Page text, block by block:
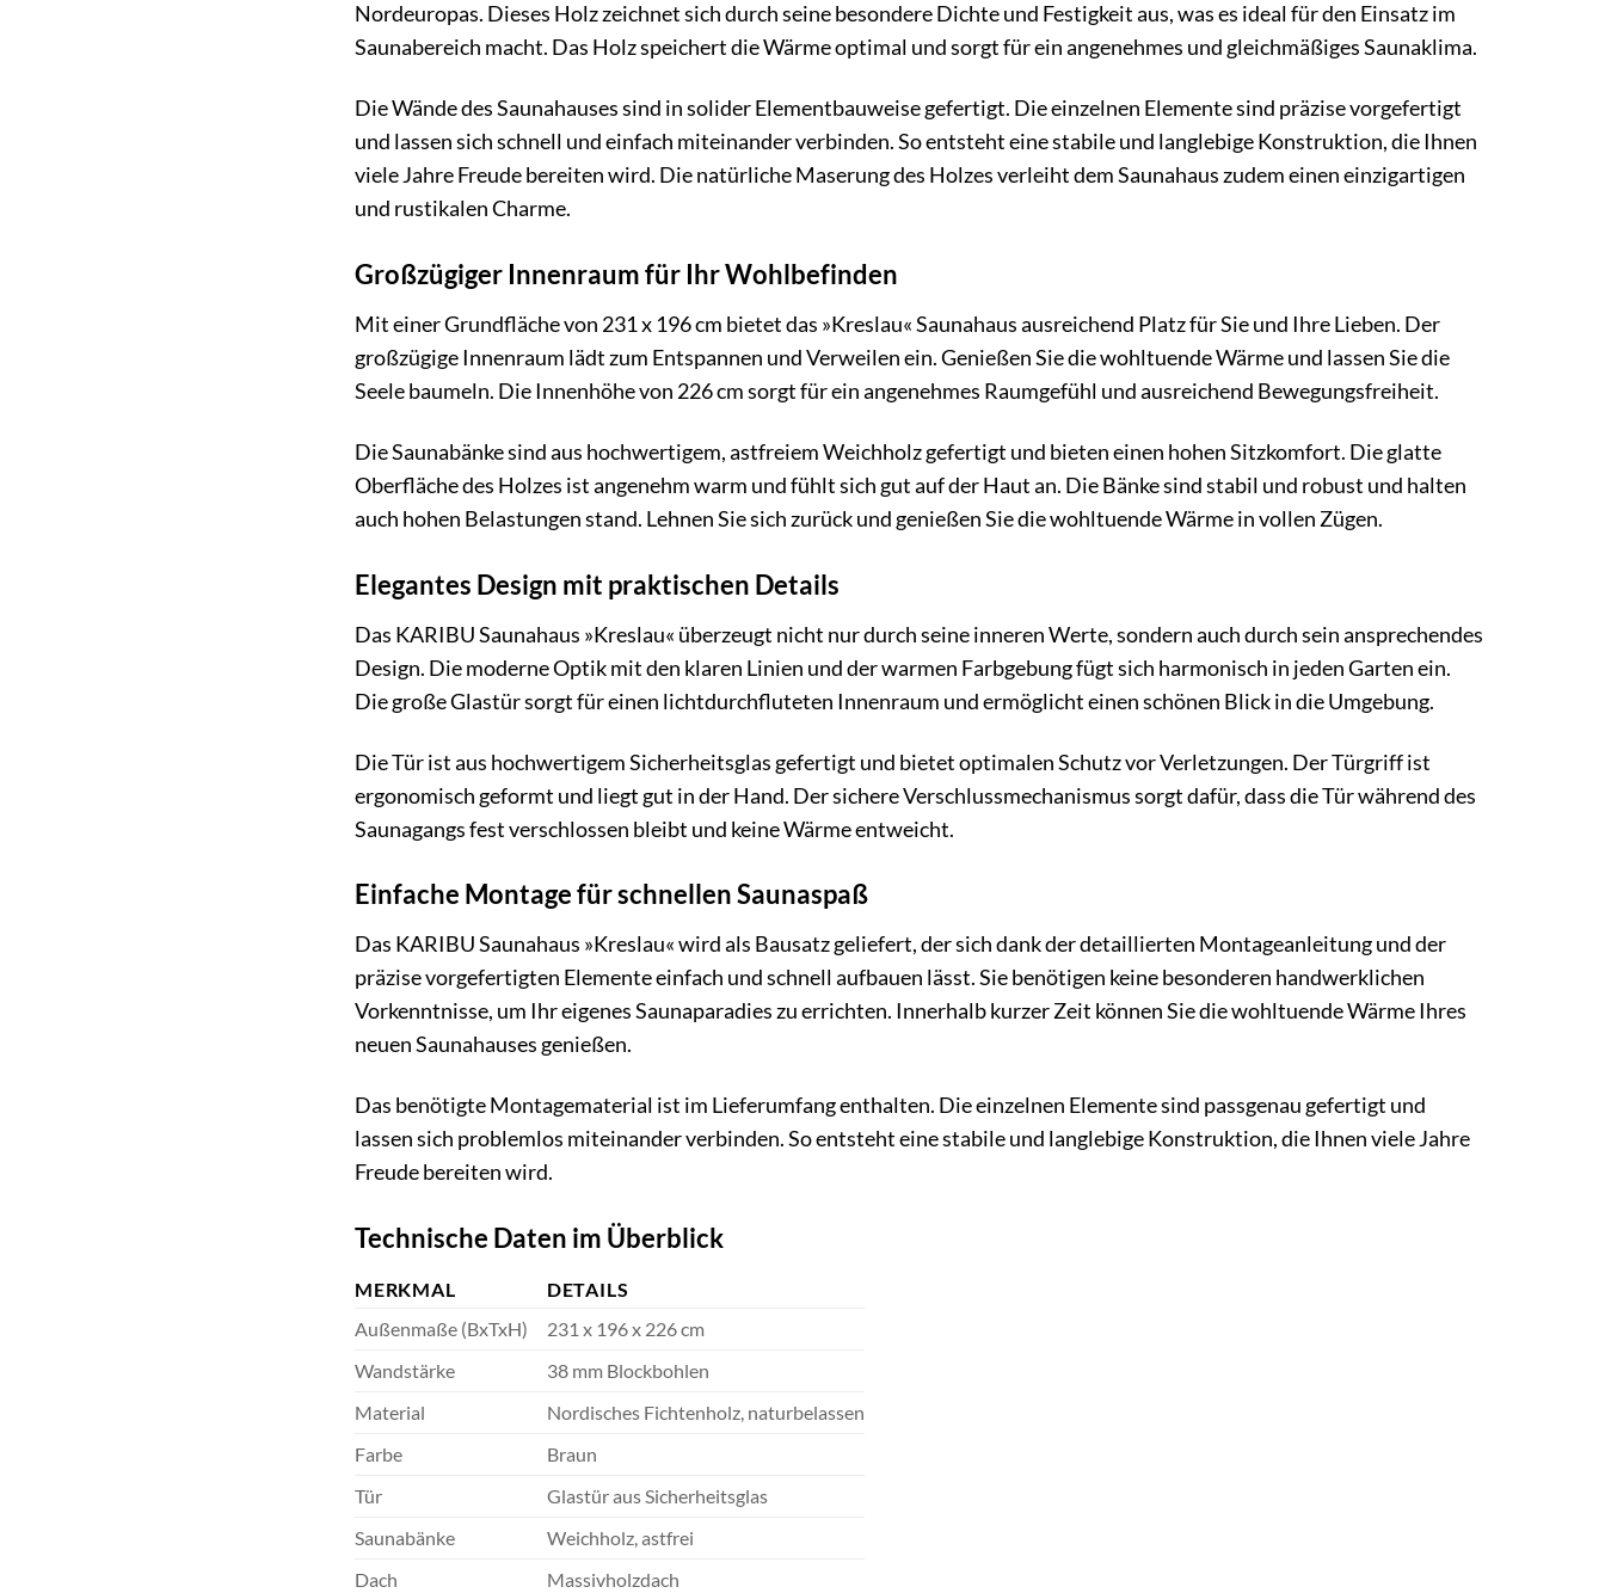
Nordeuropas. Dieses Holz zeichnet sich durch seine besondere Dichte und Festigkeit aus, was es ideal für den Einsatz im
Saunabereich macht. Das Holz speichert die Wärme optimal und sorgt für ein angenehmes und gleichmäßiges Saunaklima.
Die Wände des Saunahauses sind in solider Elementbauweise gefertigt. Die einzelnen Elemente sind präzise vorgefertigt
und lassen sich schnell und einfach miteinander verbinden. So entsteht eine stabile und langlebige Konstruktion, die Ihnen
viele Jahre Freude bereiten wird. Die natürliche Maserung des Holzes verleiht dem Saunahaus zudem einen einzigartigen
und rustikalen Charme.
Großzügiger Innenraum für Ihr Wohlbefinden
Mit einer Grundfläche von 231 x 196 cm bietet das »Kreslau« Saunahaus ausreichend Platz für Sie und Ihre Lieben. Der
großzügige Innenraum lädt zum Entspannen und Verweilen ein. Genießen Sie die wohltuende Wärme und lassen Sie die
Seele baumeln. Die Innenhöhe von 226 cm sorgt für ein angenehmes Raumgefühl und ausreichend Bewegungsfreiheit.
Die Saunabänke sind aus hochwertigem, astfreiem Weichholz gefertigt und bieten einen hohen Sitzkomfort. Die glatte
Oberfläche des Holzes ist angenehm warm und fühlt sich gut auf der Haut an. Die Bänke sind stabil und robust und halten
auch hohen Belastungen stand. Lehnen Sie sich zurück und genießen Sie die wohltuende Wärme in vollen Zügen.
Elegantes Design mit praktischen Details
Das KARIBU Saunahaus »Kreslau« überzeugt nicht nur durch seine inneren Werte, sondern auch durch sein ansprechendes
Design. Die moderne Optik mit den klaren Linien und der warmen Farbgebung fügt sich harmonisch in jeden Garten ein.
Die große Glastür sorgt für einen lichtdurchfluteten Innenraum und ermöglicht einen schönen Blick in die Umgebung.
Die Tür ist aus hochwertigem Sicherheitsglas gefertigt und bietet optimalen Schutz vor Verletzungen. Der Türgriff ist
ergonomisch geformt und liegt gut in der Hand. Der sichere Verschlussmechanismus sorgt dafür, dass die Tür während des
Saunagangs fest verschlossen bleibt und keine Wärme entweicht.
Einfache Montage für schnellen Saunaspaß
Das KARIBU Saunahaus »Kreslau« wird als Bausatz geliefert, der sich dank der detaillierten Montageanleitung und der
präzise vorgefertigten Elemente einfach und schnell aufbauen lässt. Sie benötigen keine besonderen handwerklichen
Vorkenntnisse, um Ihr eigenes Saunaparadies zu errichten. Innerhalb kurzer Zeit können Sie die wohltuende Wärme Ihres
neuen Saunahauses genießen.
Das benötigte Montagematerial ist im Lieferumfang enthalten. Die einzelnen Elemente sind passgenau gefertigt und
lassen sich problemlos miteinander verbinden. So entsteht eine stabile und langlebige Konstruktion, die Ihnen viele Jahre
Freude bereiten wird.
Technische Daten im Überblick
MERKMAL
DETAILS
Außenmaße (BxTxH)
231 x 196 x 226 cm
Wandstärke
38 mm Blockbohlen
Material
Nordisches Fichtenholz, naturbelassen
Farbe
Braun
Tür
Glastür aus Sicherheitsglas
Saunabänke
Weichholz, astfrei
Dach
Massivholzdach